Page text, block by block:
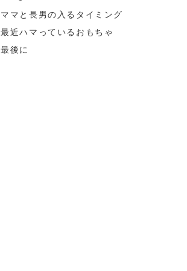
ママと長男の入るタイミング
最近ハマっているおもちゃ
最後に